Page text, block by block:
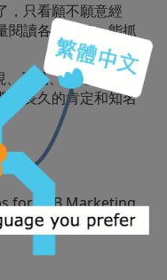
，只看願不願意經
閱讀各種資訊，能抓
、看見、聽見，不僅
來長久的肯定和知名
for B2B Marketing